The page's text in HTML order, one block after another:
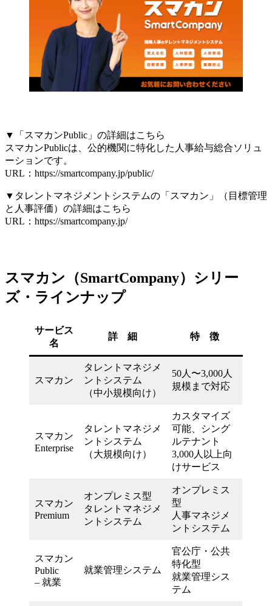
▼「スマカンPublic」の詳細はこちら
スマカンPublicは、公的機関に特化した人事給与総合ソリュ
ーションです。
URL：https://smartcompany.jp/public/
▼タレントマネジメントシステムの「スマカン」（目標管理
と人事評価）の詳細はこちら
URL：https://smartcompany.jp/
スマカン（SmartCompany）シリー
ズ・ラインナップ
サービス
名
詳 細 特 徴
スマカン
タレントマネジメ
ントシステム
（中小規模向け）
50人〜3,000人
規模まで対応
スマカン
Enterprise
タレントマネジメ
ントシステム
（大規模向け）
カスタマイズ
可能、シング
ルテナント
3,000人以上向
けサービス
スマカン
Premium
オンプレミス型
タレントマネジメ
ントシステム
オンプレミス
型
人事マネジメ
ントシステム
スマカン
Public
– 就業
就業管理システム
官公庁・公共
特化型
就業管理シス
テム